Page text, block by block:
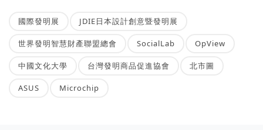
國際發明展 JDIE日本設計創意暨發明展
世界發明智慧財產聯盟總會 SocialLab OpView
中國文化大學 台灣發明商品促進協會 北市圖
ASUS Microchip